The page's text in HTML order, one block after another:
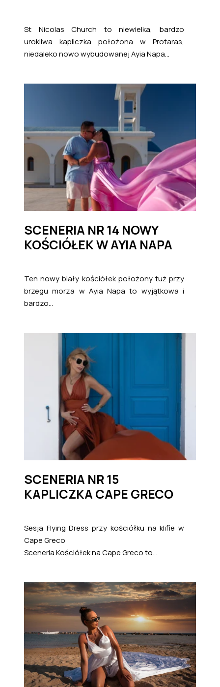
St Nicolas Church to niewielka, bardzo
urokliwa kapliczka położona w Protaras,
niedaleko nowo wybudowanej Ayia Napa...
SCENERIA NR 14 NOWY
KOŚCIÓŁEK W AYIA NAPA
Ten nowy biały kościółek położony tuż przy
brzegu morza w Ayia Napa to wyjątkowa i
bardzo...
SCENERIA NR 15
KAPLICZKA CAPE GRECO
Sesja Flying Dress przy kościółku na klifie w
Cape Greco
Sceneria Kościółek na Cape Greco to...